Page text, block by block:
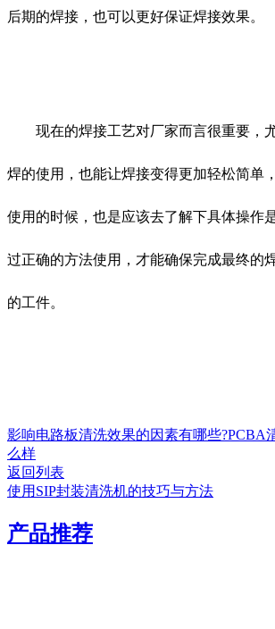
后期的焊接，也可以更好保证焊接效果。
现在的焊接工艺对厂家而言很重要，
焊的使用，也能让焊接变得更加轻松简单
使用的时候，也是应该去了解下具体操作
过正确的方法使用，才能确保完成最终的
的工件。
影响电路板清洗效果的因素有哪些?PCBA
么样
返回列表
使用SIP封装清洗机的技巧与方法
产品推荐